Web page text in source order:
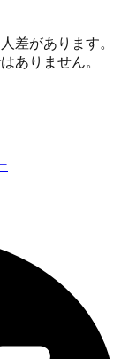
差があります。
ありません。